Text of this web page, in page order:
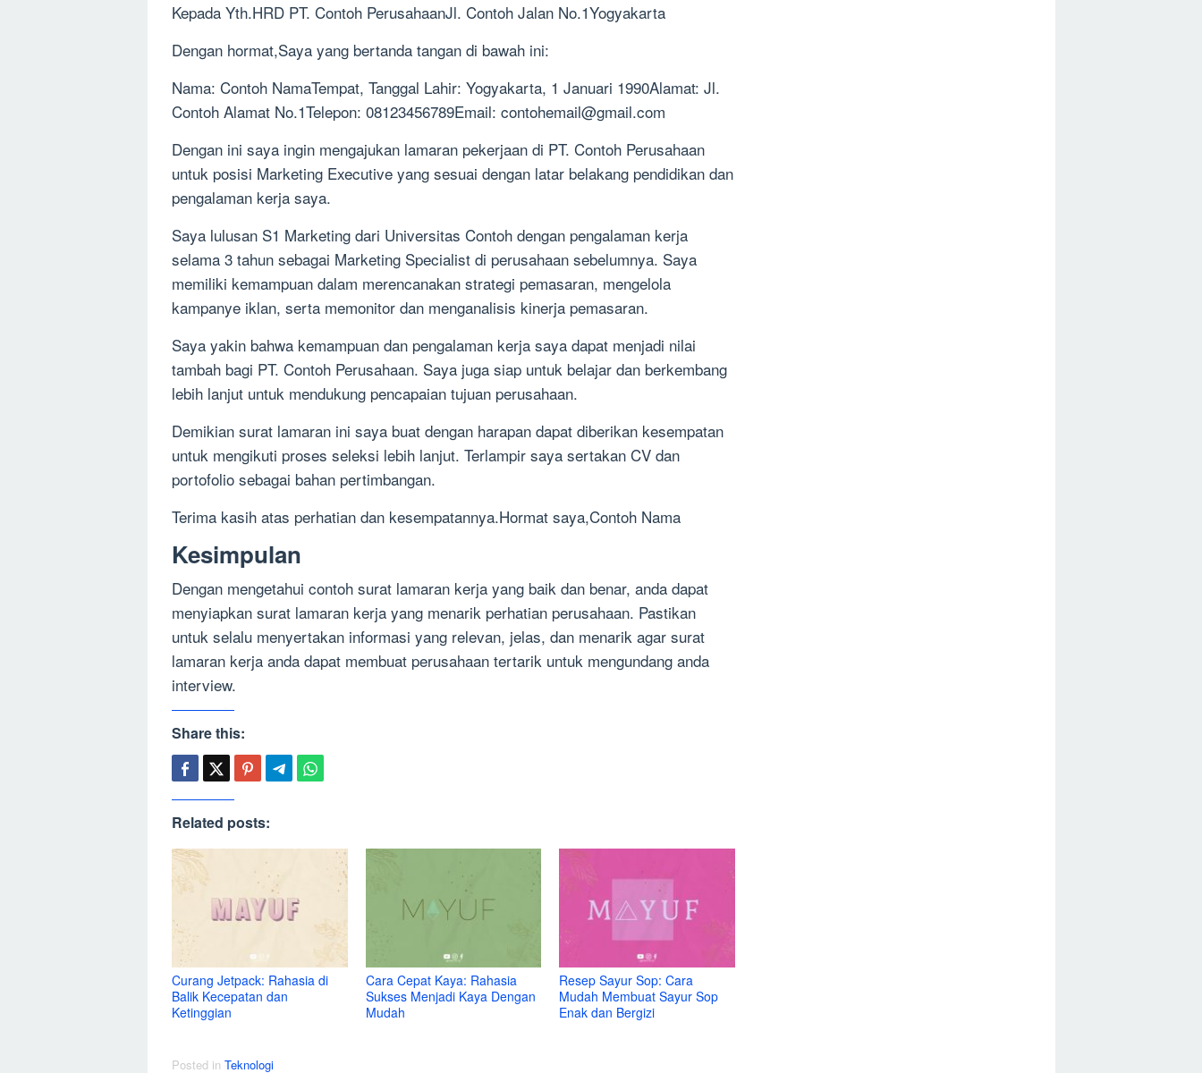
Kepada Yth.HRD PT. Contoh PerusahaanJl. Contoh Jalan No.1Yogyakarta
Dengan hormat,Saya yang bertanda tangan di bawah ini:
Nama: Contoh NamaTempat, Tanggal Lahir: Yogyakarta, 1 Januari 1990Alamat: Jl.
Contoh Alamat No.1Telepon: 08123456789Email: contohemail@gmail.com
Dengan ini saya ingin mengajukan lamaran pekerjaan di PT. Contoh Perusahaan
untuk posisi Marketing Executive yang sesuai dengan latar belakang pendidikan dan
pengalaman kerja saya.
Saya lulusan S1 Marketing dari Universitas Contoh dengan pengalaman kerja
selama 3 tahun sebagai Marketing Specialist di perusahaan sebelumnya. Saya
memiliki kemampuan dalam merencanakan strategi pemasaran, mengelola
kampanye iklan, serta memonitor dan menganalisis kinerja pemasaran.
Saya yakin bahwa kemampuan dan pengalaman kerja saya dapat menjadi nilai
tambah bagi PT. Contoh Perusahaan. Saya juga siap untuk belajar dan berkembang
lebih lanjut untuk mendukung pencapaian tujuan perusahaan.
Demikian surat lamaran ini saya buat dengan harapan dapat diberikan kesempatan
untuk mengikuti proses seleksi lebih lanjut. Terlampir saya sertakan CV dan
portofolio sebagai bahan pertimbangan.
Terima kasih atas perhatian dan kesempatannya.Hormat saya,Contoh Nama
Kesimpulan
Dengan mengetahui contoh surat lamaran kerja yang baik dan benar, anda dapat
menyiapkan surat lamaran kerja yang menarik perhatian perusahaan. Pastikan
untuk selalu menyertakan informasi yang relevan, jelas, dan menarik agar surat
lamaran kerja anda dapat membuat perusahaan tertarik untuk mengundang anda
interview.
Share this:
Related posts:
Curang Jetpack: Rahasia di
Balik Kecepatan dan
Ketinggian
Cara Cepat Kaya: Rahasia
Sukses Menjadi Kaya Dengan
Mudah
Resep Sayur Sop: Cara
Mudah Membuat Sayur Sop
Enak dan Bergizi
Posted in Teknologi